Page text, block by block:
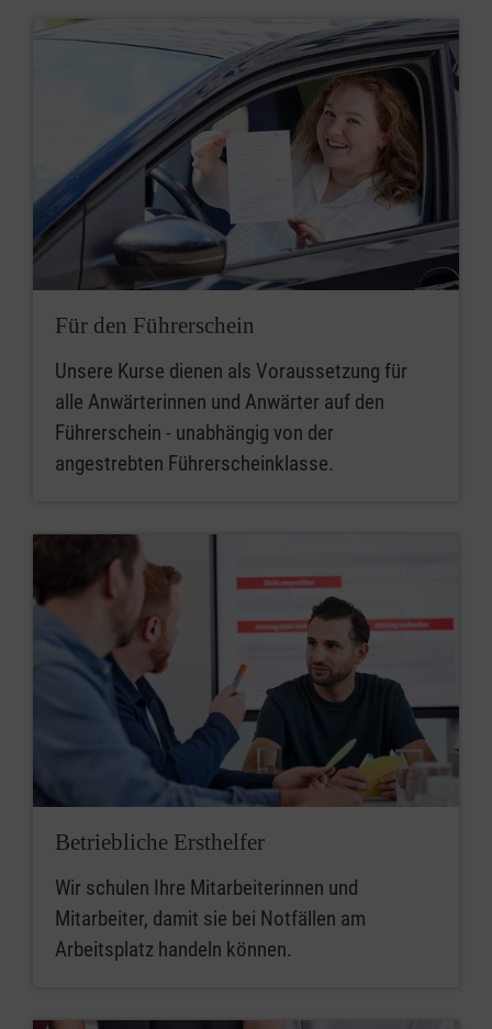
Für den Führerschein
Unsere Kurse dienen als Voraussetzung für
alle Anwärterinnen und Anwärter auf den
Führerschein - unabhängig von der
angestrebten Führerscheinklasse.
Betriebliche Ersthelfer
Wir schulen Ihre Mitarbeiterinnen und
Mitarbeiter, damit sie bei Notfällen am
Arbeitsplatz handeln können.